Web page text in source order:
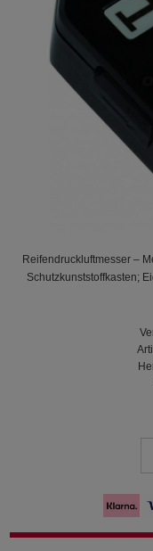
Reifendruckluftmesser –
Schutzkunststoffkasten;